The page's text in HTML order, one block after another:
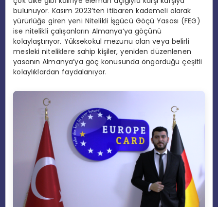
bulunuyor. Kasım 2023’ten itibaren kademeli olarak
yürürlüğe giren yeni Nitelikli İşgücü Göçü Yasası (FEG)
ise nitelikli çalışanların Almanya’ya göçünü
kolaylaştırıyor. Yüksekokul mezunu olan veya belirli
mesleki niteliklere sahip kişiler, yeniden düzenlenen
yasanın Almanya’ya göç konusunda öngördüğü çeşitli
kolaylıklardan faydalanıyor.